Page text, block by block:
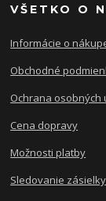
VŠETKO O
Informácie o
Obchodné
Ochrana osobných
Cena dopravy
Možnosti platby
Sledovanie zásielky